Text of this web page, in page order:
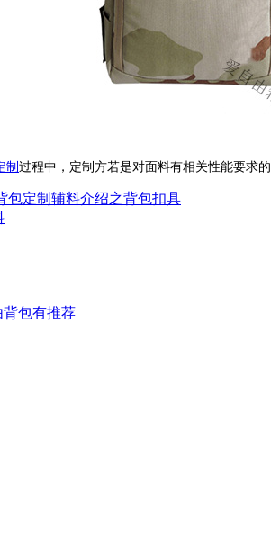
制过程中，定制方若是对面料有相关性能要求
包定制辅料介绍之背包扣具
背包有推荐